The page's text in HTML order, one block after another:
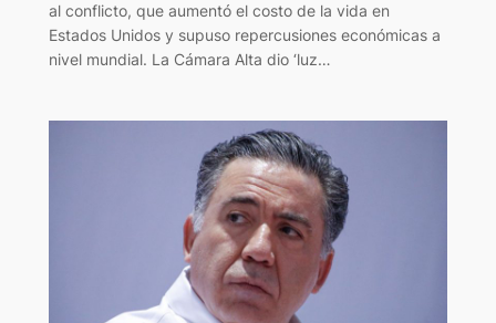
al conflicto, que aumentó el costo de la vida en
Estados Unidos y supuso repercusiones económicas a
nivel mundial. La Cámara Alta dio ‘luz…